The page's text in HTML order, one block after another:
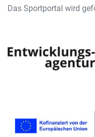
Das Sportportal wird